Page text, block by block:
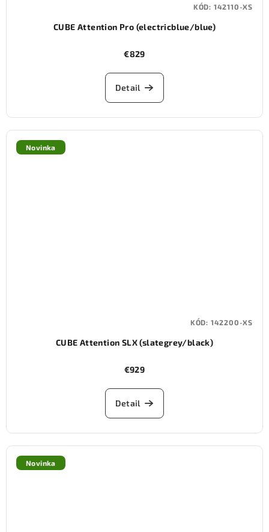
CUBE Attention Pro (electricblue/blue)
€829
Detail
KÓD: 142110-XS
Novinka
CUBE Attention SLX (slategrey/black)
€929
Detail
KÓD: 142200-XS
Novinka